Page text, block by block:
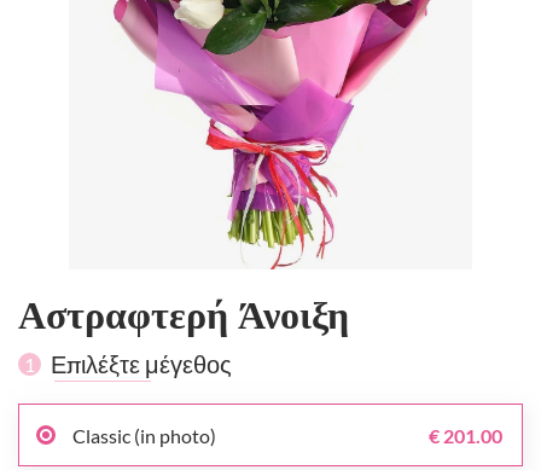
Αστραφτερή Άνοιξη
1 Επιλέξτε μέγεθος
Classic (in photo) € 201.00